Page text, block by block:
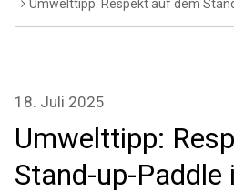
Umwelttipp: Respekt auf dem
Umwelttipp:
Stand-up-Paddle
18. Juli 2025